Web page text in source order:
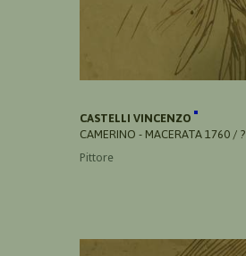
CASTELLI VINCENZO
CAMERINO - MACERATA 1760 / ?
Pittore